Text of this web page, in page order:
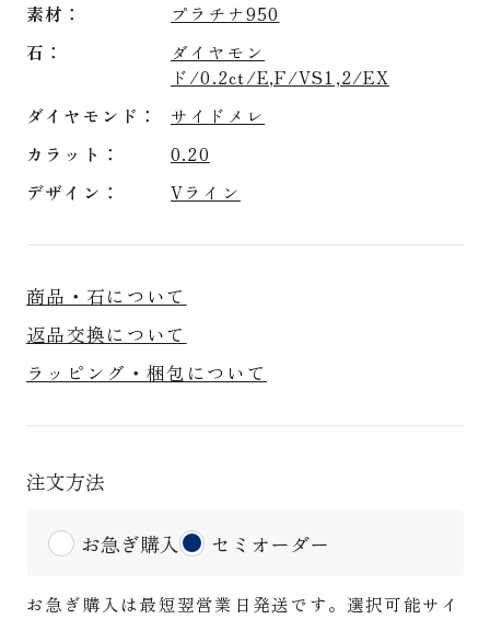
素材
プラチナ950
石
ダイヤモン
ド/0.2ct/E,F/VS1,2/EX
ダイヤモンド
サイドメレ
カラット
0.20
デザイン
Vライン
商品・石について
返品交換について
ラッピング・梱包について
注文方法
お急ぎ購入 セミオーダー
お急ぎ購入は最短翌営業日発送です。選択可能サイ